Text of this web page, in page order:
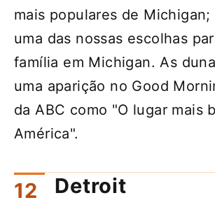
mais populares de Michigan;
uma das nossas escolhas
família em Michigan. As
uma aparição no Good
da ABC como "O lugar mais
América".
Detroit